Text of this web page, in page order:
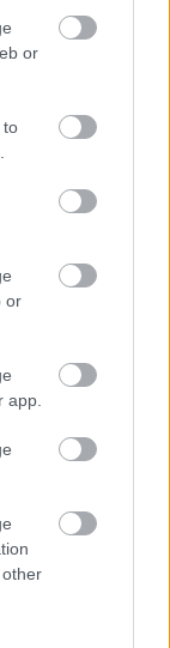
or
to
or
app.
a mérleg!